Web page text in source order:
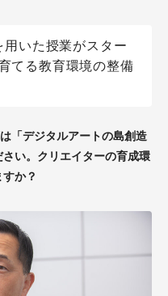
いた授業がスター
てる教育環境の整備
「デジタルアートの島創造
い。クリエイターの育成環
か？